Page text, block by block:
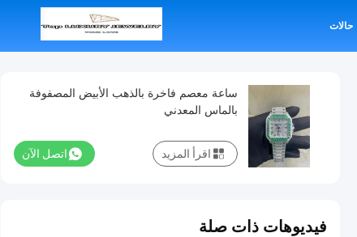
حالات
ساعة معصم فاخرة بالذهب الأبيض المصفوفة
بالماس المعدني
اتصل الآن اقرأ المزيد
فيديوهات ذات صلة